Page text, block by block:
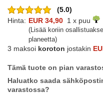
(5.0)
Hinta: EUR 34,90 1 x puu
(Lisää koriin
planeetta)
3 maksoi koroton jostakin
Tämä tuote on pian
Haluatko saada
varastossa?